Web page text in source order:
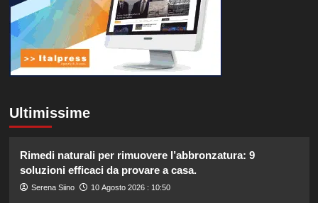
Ultimissime
Rimedi naturali per rimuovere l’abbronzatura: 9
soluzioni efficaci da provare a casa.
Serena Siino 10 Agosto 2026 : 10:50